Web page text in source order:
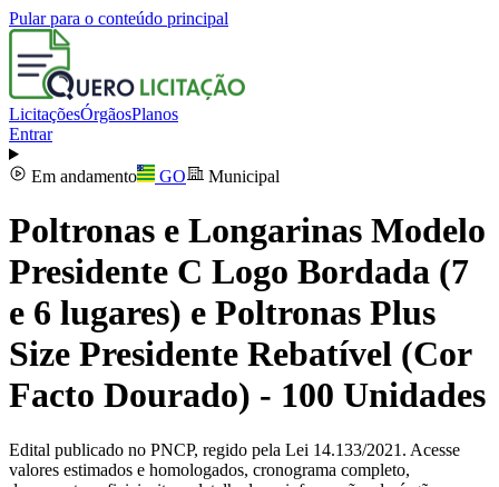
Pular para o conteúdo principal
LicitaçõesÓrgãosPlanos
Entrar
Em andamento GO Municipal
Poltronas e Longarinas Modelo
Presidente C Logo Bordada (7
e 6 lugares) e Poltronas Plus
Size Presidente Rebatível (Cor
Facto Dourado) - 100 Unidades
Edital publicado no PNCP, regido pela Lei 14.133/2021. Acesse
valores estimados e homologados, cronograma completo,